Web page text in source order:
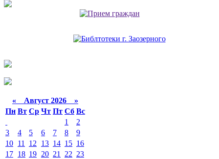
« Август 2026 »
Пн Вт Ср Чт Пт Сб Вс
1
2
3
4 5 6 7 8
9
10 11 12 13 14 15 16
17 18 19 20 21 22 23